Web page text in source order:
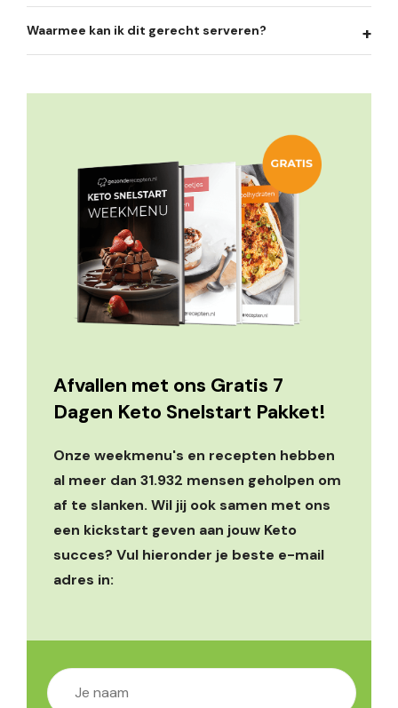
Waarmee kan ik dit gerecht serveren?
Afvallen met ons Gratis 7
Dagen Keto Snelstart Pakket!
Onze weekmenu's en recepten hebben
al meer dan 31.932 mensen geholpen om
af te slanken. Wil jij ook samen met ons
een kickstart geven aan jouw Keto
succes? Vul hieronder je beste e-mail
adres in: